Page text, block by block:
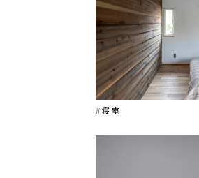
#寝室